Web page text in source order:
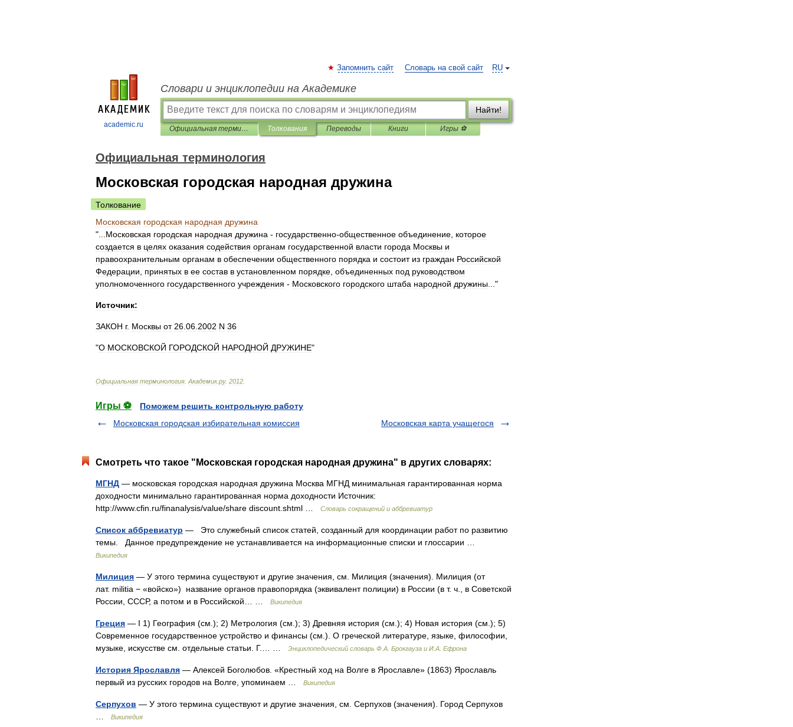
academic.ru
RU
Запомнить сайт Словарь на свой сайт
Словари и энциклопедии на Академике
Найти!
Официальная терминология Толкования Переводы Книги Игры ⚽
Официальная терминология
Московская городская народная дружина
Толкование
Московская городская народная дружина
"... Московская городская народная дружина - государственно-общественное объединение которое
создается в целях оказания содействия органам государственной власти города Москвы и
правоохранительным органам в обеспечении общественного порядка и состоит из граждан Российской
Федерации
принятых в ее состав в установленном порядке объединенных под руководством
уполномоченного государственного учреждения - Московского городского штаба народной дружины ..."
Источник:
ЗАКОН г. Москвы от 26 06 2002 N 36
"О МОСКОВСКОЙ ГОРОДСКОЙ НАРОДНОЙ ДРУЖИНЕ"
Официальная терминология Академик.ру. 2012
Игры ⚽
Поможем решить контрольную работу
Московская городская избирательная комиссия
Московская карта учащегося
Смотреть что такое "Московская городская народная дружина" в других словарях:
МГНД — московская городская народная дружина Москва МГНД минимальная гарантированная норма
доходности минимально гарантированная норма доходности Источник:
http://www.cfin.ru/finanalysis/value/share discount.shtml …
Словарь сокращений и аббревиатур
Список аббревиатур — Это служебный список статей, созданный для координации работ по развитию
темы. Данное предупреждение не устанавливается на информационные списки и глоссарии …
Википедия
Милиция — У этого термина существуют и другие значения, см. Милиция (значения). Милиция (от
лат. militia − «войско») название органов правопорядка (эквивалент полиции) в России (в т. ч., в Советской
России, СССР, а потом и в Российской… …
Википедия
Греция — I 1) География (см.); 2) Метрология (см.); 3) Древняя история (см.); 4) Новая история (см.); 5)
Современное государственное устройство и финансы (см.). О греческой литературе, языке, философии,
музыке, искусстве см. отдельные статьи. Г.… …
Энциклопедический словарь Ф.А. Брокгауза и И.А. Ефрона
История Ярославля — Алексей Боголюбов. «Крестный ход на Волге в Ярославле» (1863) Ярославль
первый из русских городов на Волге, упоминаем …
Википедия
Серпухов — У этого термина существуют и другие значения, см. Серпухов (значения). Город Серпухов
Википедия